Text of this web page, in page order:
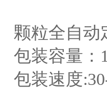
颗粒全自动
包装容量：
包装速度